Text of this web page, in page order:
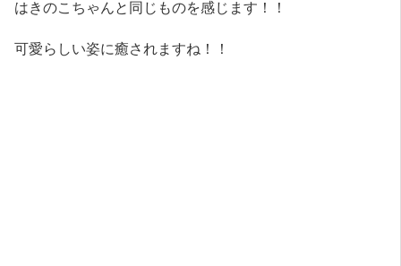
はきのこちゃんと同じものを感じます！！
可愛らしい姿に癒されますね！！